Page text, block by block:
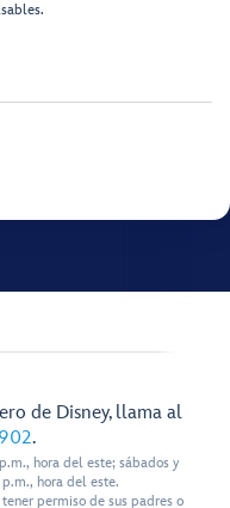
de Disney, llama al
.
hora del este; sábados y
hora del este.
permiso de sus padres o